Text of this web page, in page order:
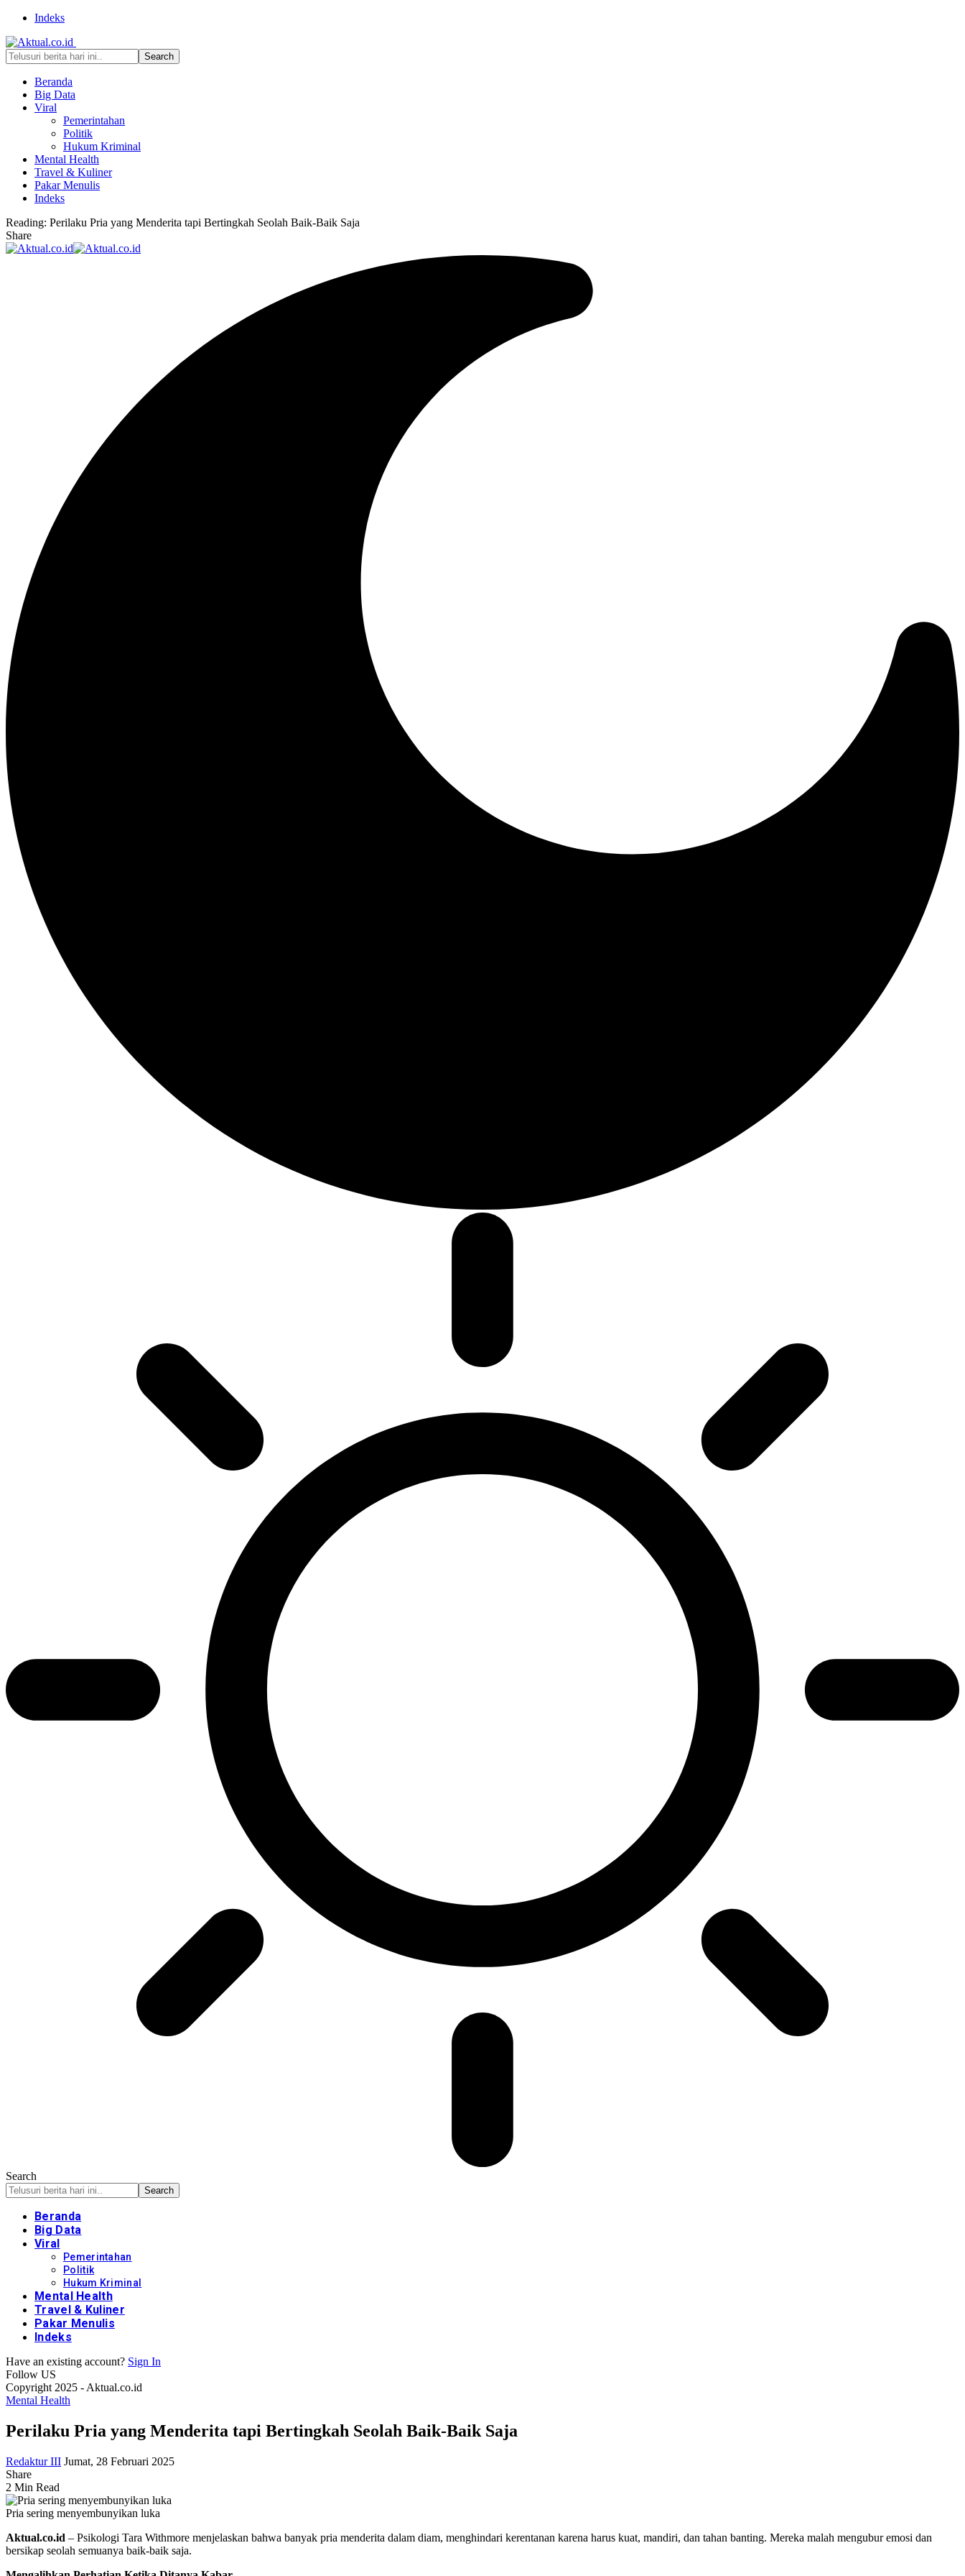
Indeks
Beranda
Big Data
Viral
Pemerintahan
Politik
Hukum Kriminal
Mental Health
Travel & Kuliner
Pakar Menulis
Indeks
Reading: Perilaku Pria yang Menderita tapi Bertingkah Seolah Baik-Baik Saja
Share
Search
Beranda
Big Data
Viral
Pemerintahan
Politik
Hukum Kriminal
Mental Health
Travel & Kuliner
Pakar Menulis
Indeks
Have an existing account? Sign In
Follow US
Copyright 2025 - Aktual.co.id
Mental Health
Perilaku Pria yang Menderita tapi Bertingkah Seolah Baik-Baik Saja
Redaktur III Jumat, 28 Februari 2025
Share
2 Min Read
Pria sering menyembunyikan luka
Aktual.co.id – Psikologi Tara Withmore menjelaskan bahwa banyak pria menderita dalam diam, menghindari kerentanan karena harus kuat, mandiri, dan tahan banting. Mereka malah mengubur emosi dan
bersikap seolah semuanya baik-baik saja.